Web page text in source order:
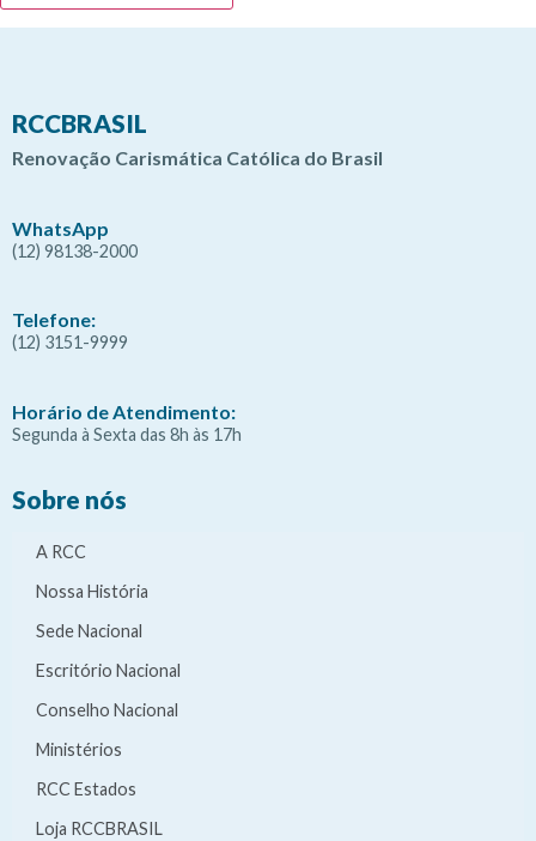
RCCBRASIL
Renovação Carismática Católica do Brasil
WhatsApp
(12) 98138-2000
Telefone:
(12) 3151-9999
Horário de Atendimento:
Segunda à Sexta das 8h às 17h
Sobre nós
A RCC
Nossa História
Sede Nacional
Escritório Nacional
Conselho Nacional
Ministérios
RCC Estados
Loja RCCBRASIL